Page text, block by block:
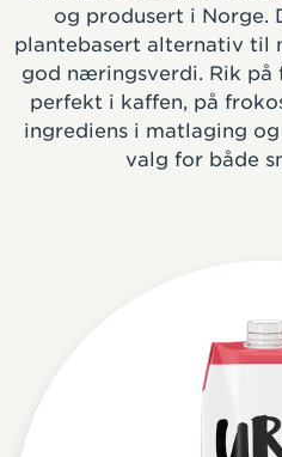
og produsert i Norge.
plantebasert alternativ til
god næringsverdi. Rik på
perfekt i kaffen, på
ingrediens i matlaging
valg for både